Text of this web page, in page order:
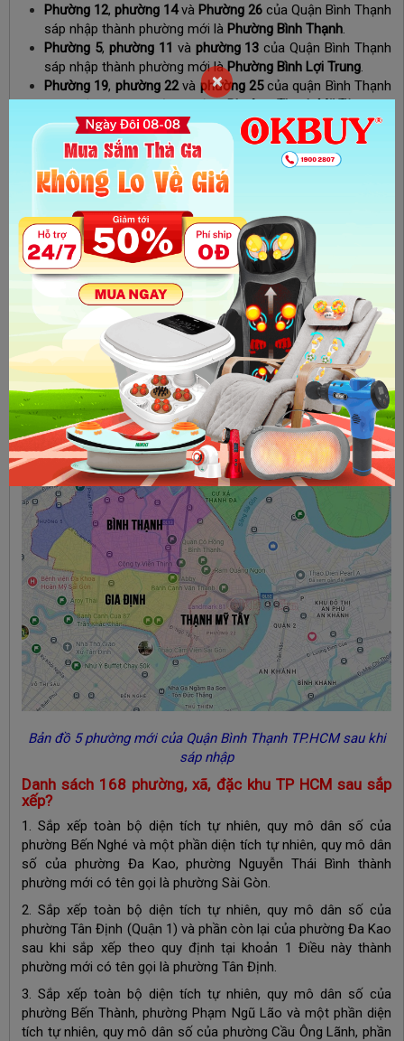
Phường 12, phường 14và Phường 26 của Quận Bình Thạnh
sáp nhập thành phường mới là Phường Bình Thạnh.
Phường 5, phường 11 và phường 13 của Quận Bình Thạnh
sáp nhập thành phường mới làPhường Bình Lợi Trung.
Phường 19, phường 22và phường 25của quận Bình Thạnh
sáp nhập thành phường mới làPhường Thạnh Mỹ Tây.
Phường 27,phường 28của quận Bình Thạnh sáp nhập
thành phường mới làPhường Bình Quới.
Như vậy, sau quyết định sáp nhập ngày 01/07/2025, Quận Bình
Thạnh từ 15 phường cũ sẽ được tổ chức lại thành 5 phường
mới gồm:
Phường Gia Định
Phường Bình Thạnh
Phường Bình Lợi Trung
Phường Thạnh Mỹ Tây
Phường Bình Quới
Bản đồ 5 phường mới của Quận Bình Thạnh TP.HCM sau khi
sáp nhập
Danh sách 168 phường, xã, đặc khu TP HCM sau sắp
xếp?
1. Sắp xếp toàn bộ diện tích tự nhiên, quy mô dân số của
phường Bến Nghé và một phần diện tích tự nhiên, quy mô dân
số của phường Đa Kao, phường Nguyễn Thái Bình thành
phường mới có tên gọi là phường Sài Gòn.
2. Sắp xếp toàn bộ diện tích tự nhiên, quy mô dân số của
phường Tân Định (Quận 1) và phần còn lại của phường Đa Kao
sau khi sắp xếp theo quy định tại khoản 1 Điều này thành
phường mới có tên gọi là phường Tân Định.
3. Sắp xếp toàn bộ diện tích tự nhiên, quy mô dân số của
phường Bến Thành, phường Phạm Ngũ Lão và một phần diện
tích tự nhiên, quy mô dân số của phường Cầu Ông Lãnh, phần
×